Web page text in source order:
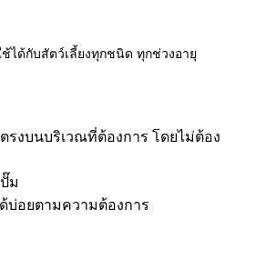
ช้ได้กับสัตว์เลี้ยงทุกชนิด ทุกช่วงอายุ
รงบนบริเวณที่ต้องการ โดยไม่ต้อง
ม
บ่อยตามความต้องการ